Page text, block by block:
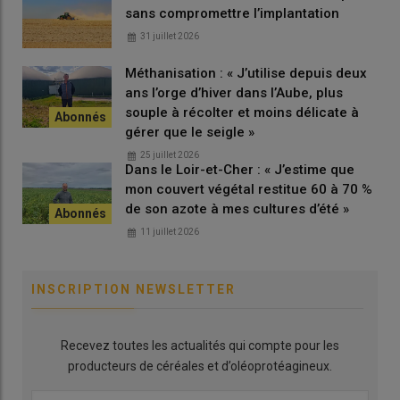
ravageur. Des produits de traitement se montrent efficaces,
notamment en agriculture biologique avec des solutions à base
de la bactérieBt
(Helicovex). «Nous obtenons 60 à 70 % d’efficacité avec ces
produits à condition de les appliquer en soirée, car ils sont
photosensibles. Ils sont sensibles au lessivage (pluie, irrigation)
et doivent être appliqués avec un volume de bouillie suffisant
précise Claire Georges.
Lire aussi| « J’ai cassé ma monoculture de maïs
avec du soja pour contenir la chrysomèle en
En conventionnel, une
application. Elle a été redemandée en 2026. « Ce produit obtient
de bons résultats sur héliothis », souligne Quentin Lambert. Ce
sans compromettre l’implantation
31 juillet 2026
Méthanisation : « J’utilise depuis deux
ans l’orge d’hiver dans l’Aube, plus
souple à récolter et moins délicate à
gérer que le seigle »
25 juillet 2026
Dans le Loir-et-Cher : « J’estime que
mon couvert végétal restitue 60 à 70 %
de son azote à mes cultures d’été »
11 juillet 2026
INSCRIPTION NEWSLETTER
Recevez toutes les actualités qui compte pour les
producteurs de céréales et d’oléoprotéagineux.